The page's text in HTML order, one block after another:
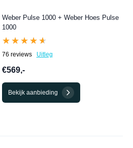
Weber Pulse 1000 + Weber Hoes Pulse
1000
★★★★★
★★★★★
76 reviews Uitleg
€569,-
Bekijk aanbieding